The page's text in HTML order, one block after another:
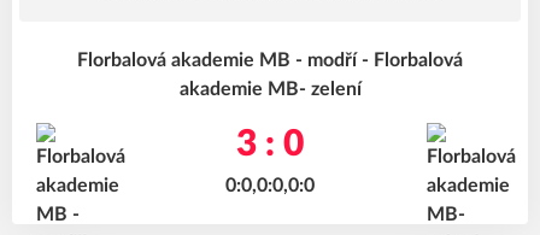
Florbalová akademie MB - modří - Florbalová
akademie MB- zelení
3 : 0
0:0,0:0,0:0